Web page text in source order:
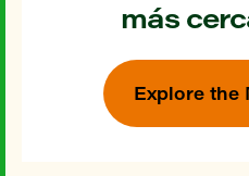
más
Explore the